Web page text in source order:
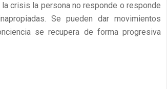
crisis la persona no responde o responde
Se pueden dar movimientos
se recupera de forma progresiva